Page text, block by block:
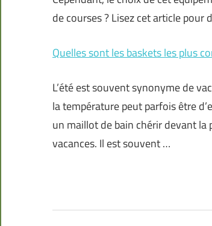
de courses ? Lisez cet article
Quelles sont les baskets les plus
L’été est souvent synonyme de
la température peut parfois être
un maillot de bain chérir devant la
vacances. Il est souvent …